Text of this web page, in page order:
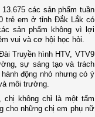
các sản phẩm tuần
trẻ em ở tỉnh Đắk Lắk có
sản phẩm không vì lợi
vui và cơ hội học hỏi.
Truyền hình HTV, VTV9
sự sáng tạo và trách
động nhỏ nhưng có ý
môi trường.
chị không chỉ là một tấm
cho những chị em phụ nữ